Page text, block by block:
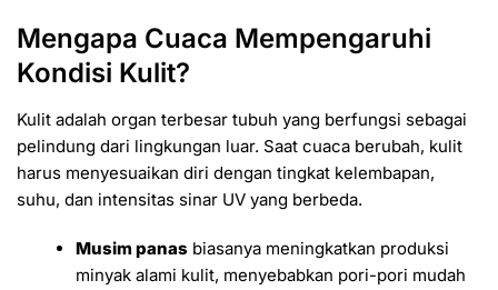
Mengapa Cuaca Mempengaruhi
Kondisi Kulit?
Kulit adalah organ terbesar tubuh yang berfungsi sebagai
pelindung dari lingkungan luar. Saat cuaca berubah, kulit
harus menyesuaikan diri dengan tingkat kelembapan,
suhu, dan intensitas sinar UV yang berbeda.
Musim panas biasanya meningkatkan produksi
minyak alami kulit, menyebabkan pori-pori mudah